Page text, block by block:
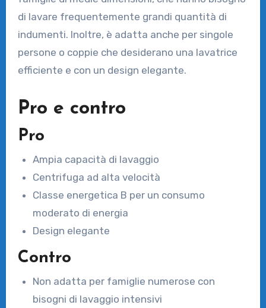
di lavare frequentemente grandi quantità di
indumenti. Inoltre, è adatta anche per singole
persone o coppie che desiderano una lavatrice
efficiente e con un design elegante.
Pro e contro
Pro
Ampia capacità di lavaggio
Centrifuga ad alta velocità
Classe energetica B per un consumo
moderato di energia
Design elegante
Contro
Non adatta per famiglie numerose con
bisogni di lavaggio intensivi